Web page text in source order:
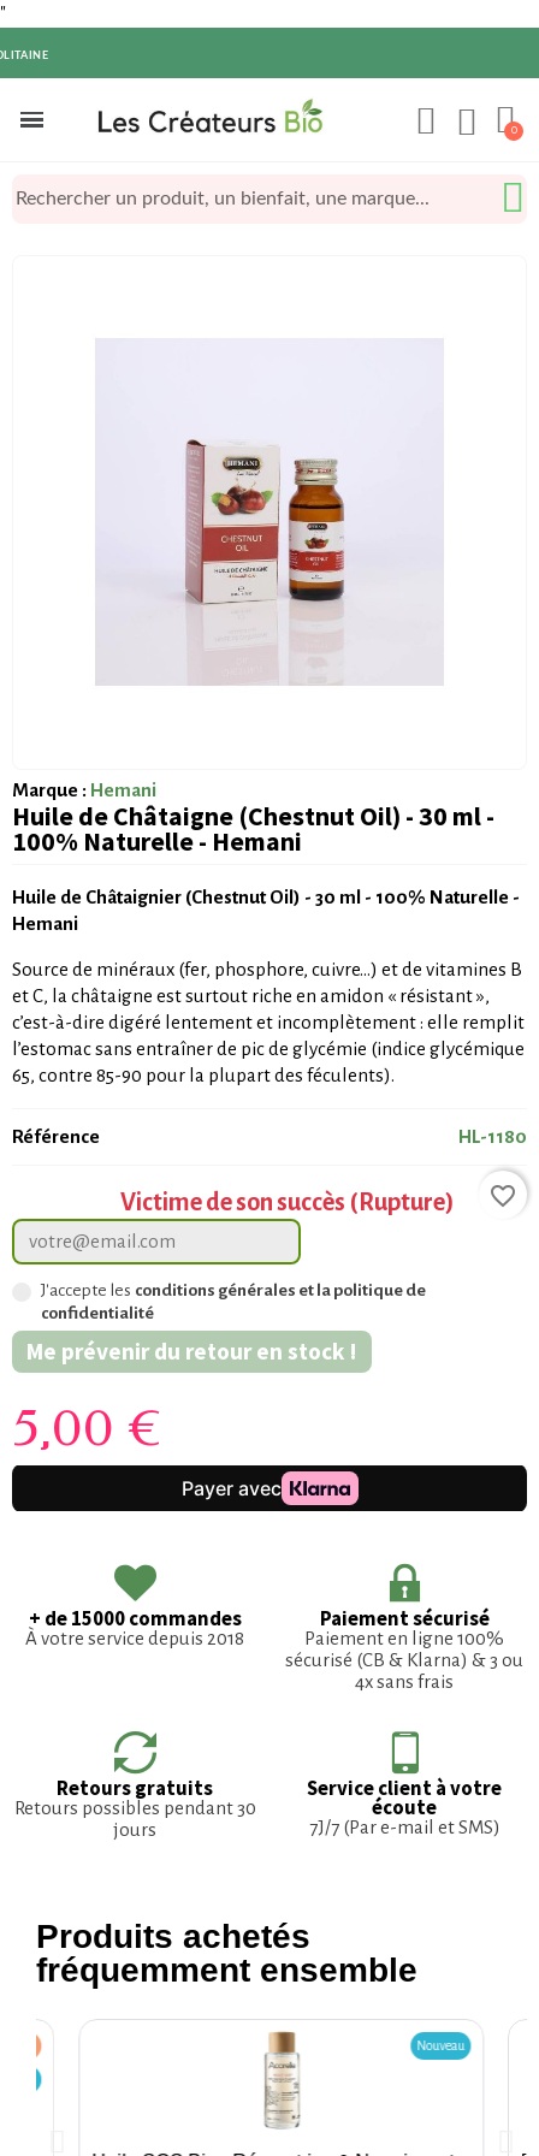
"
Marque : Hemani
Huile de Châtaigne (Chestnut Oil) - 30 ml -
100% Naturelle - Hemani
Huile de Châtaignier (Chestnut Oil) - 30 ml - 100% Naturelle -
Hemani
Source de minéraux (fer, phosphore, cuivre…) et de vitamines B
et C, la châtaigne est surtout riche en amidon « résistant »,
c’est-à-dire digéré lentement et incomplètement : elle remplit
l’estomac sans entraîner de pic de glycémie (indice glycémique
65, contre 85-90 pour la plupart des féculents).
Référence HL-1180
Victime de son succès (Rupture) favorite_border
J'accepte les conditions générales et la politique de
confidentialité
Me prévenir du retour en stock !
5,00 €
+ de 15000 commandes
À votre service depuis 2018
Paiement sécurisé
Paiement en ligne 100%
sécurisé (CB & Klarna) & 3 ou
4x sans frais
Retours gratuits
Retours possibles pendant 30
jours
Service client à votre
écoute
7J/7 (Par e-mail et SMS)
Produits achetés
fréquemment ensemble
Nouveau